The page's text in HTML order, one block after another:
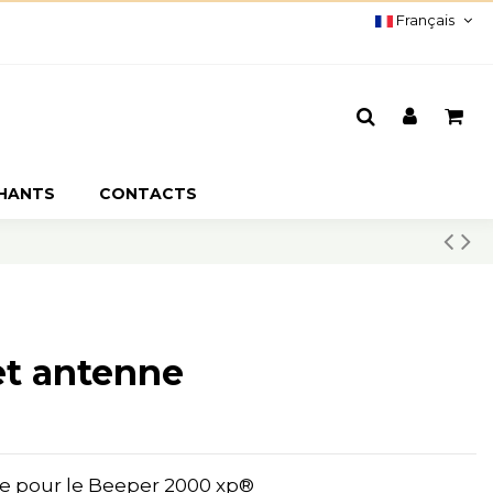
Français
CONTACTS
antenne
pour le Beeper 2000 xp®